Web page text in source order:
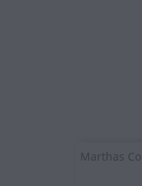
Marthas